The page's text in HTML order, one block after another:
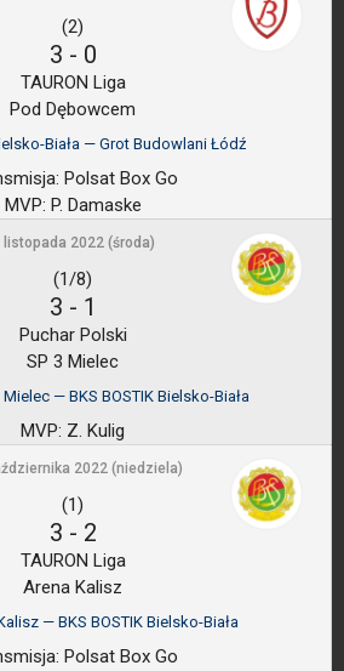
(2)
3 - 0
TAURON Liga
Pod Dębowcem
Biała — Grot Budowlani Łódź
Polsat Box Go
MVP: P. Damaske
listopada 2022 (środa)
(1/8)
3 - 1
Puchar Polski
SP 3 Mielec
Mielec — BKS BOSTIK Bielsko-Biała
MVP: Z. Kulig
2022 (niedziela)
(1)
3 - 2
TAURON Liga
Arena Kalisz
— BKS BOSTIK Bielsko-Biała
Polsat Box Go